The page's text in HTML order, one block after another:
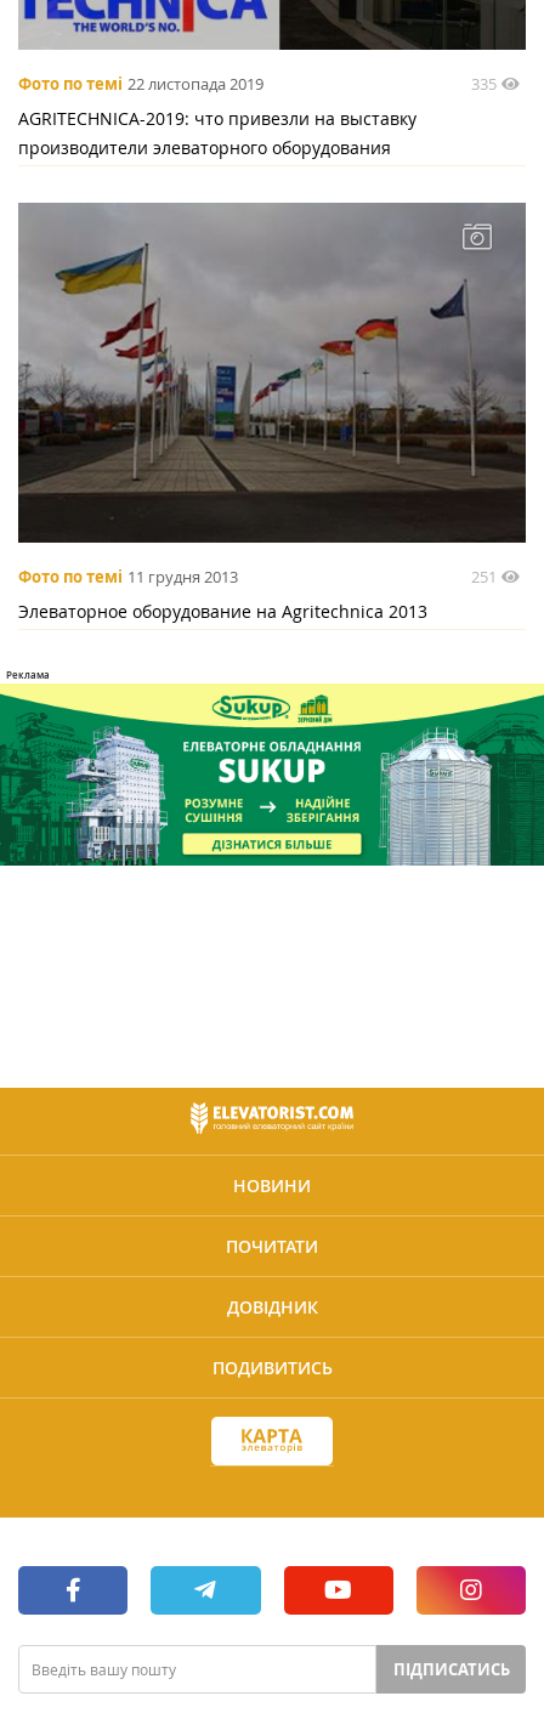
Фото по темі 22 листопада 2019 335
AGRITECHNICA-2019: что привезли на выставку
производители элеваторного оборудования
Фото по темі 11 грудня 2013 251
Элеваторное оборудование на Agritechnica 2013
НОВИНИ
ПОЧИТАТИ
ДОВІДНИК
ПОДИВИТИСЬ
ПІДПИСАТИСЬ